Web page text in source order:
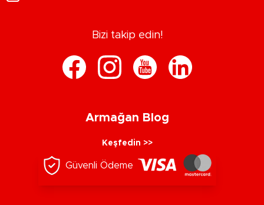
Bizi takip edin!
Armağan Blog
Keşfedin >>
Güvenli Ödeme